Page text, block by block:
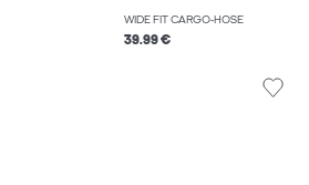
WIDE FIT CARGO-HOSE
39.99 €